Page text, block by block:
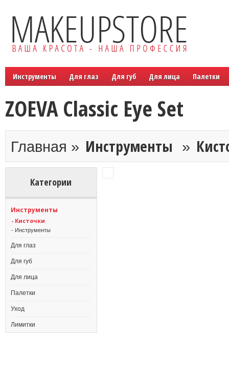
Инструменты Для глаз Для губ Для лица Палетки
ZOEVA Classic Eye Set
Главная » Инструменты »
Категории
Инструменты
- Кисточки
- Инструменты
Для глаз
Для губ
Для лица
Палетки
Уход
Лимитки